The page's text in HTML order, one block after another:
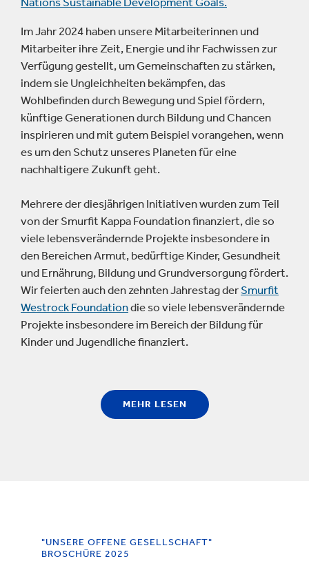
Im Jahr 2024 haben unsere Mitarbeiterinnen und
Mitarbeiter ihre Zeit, Energie und ihr Fachwissen zur
Verfügung gestellt, um Gemeinschaften zu stärken,
indem sie Ungleichheiten bekämpfen, das
Wohlbefinden durch Bewegung und Spiel fördern,
künftige Generationen durch Bildung und Chancen
inspirieren und mit gutem Beispiel vorangehen, wenn
es um den Schutz unseres Planeten für eine
nachhaltigere Zukunft geht.
Mehrere der diesjährigen Initiativen wurden zum Teil
von der Smurfit Kappa Foundation finanziert, die so
viele lebensverändernde Projekte insbesondere in
den Bereichen Armut, bedürftige Kinder, Gesundheit
und Ernährung, Bildung und Grundversorgung fördert.
Wir feierten auch den zehnten Jahrestag der Smurfit
Westrock Foundationdie so viele lebensverändernde
Projekte insbesondere im Bereich der Bildung für
Kinder und Jugendliche finanziert.
MEHR LESEN
"UNSERE OFFENE GESELLSCHAFT"
BROSCHÜRE 2025